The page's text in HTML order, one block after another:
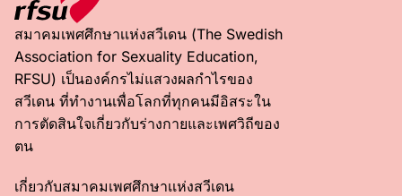
สมาคมเพศศึกษาเเห่งสวีเดน (The Swedish
Association for Sexuality Education,
RFSU) เป็นองค์กรไม่แสวงผลกำไรของ
สวีเดน ที่ทำงานเพื่อโลกที่ทุกคนมีอิสระใน
การตัดสินใจเกี่ยวกับร่างกายและเพศวิถีของ
ตน
เกี่ยวกับสมาคมเพศศึกษาเเห่งสวีเดน